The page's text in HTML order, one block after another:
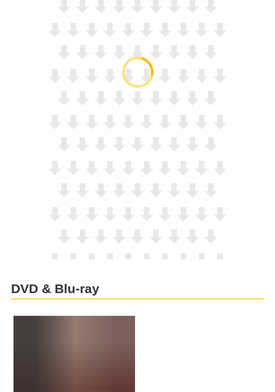
DVD & Blu-ray